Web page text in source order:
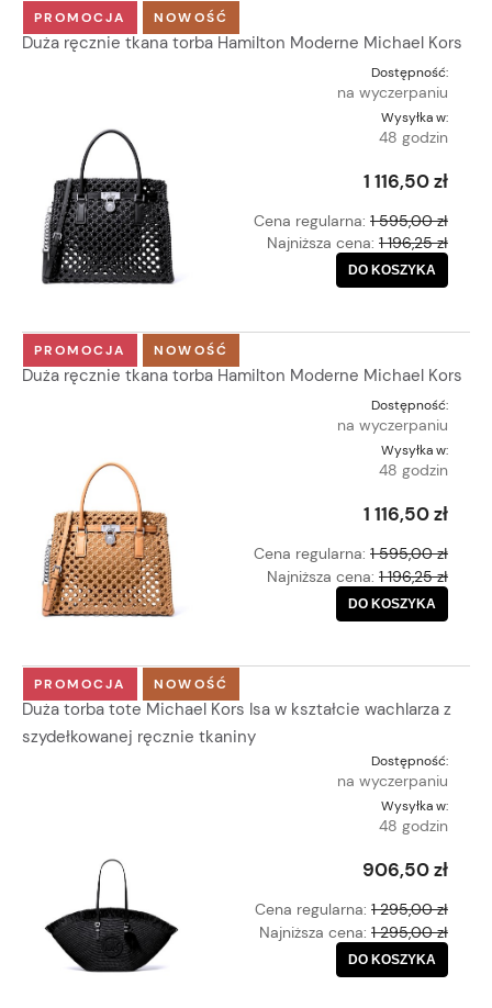
Duża ręcznie tkana torba Hamilton Moderne Michael Kors
Dostępność:
na wyczerpaniu
Wysyłka w:
48 godzin
1 116,50 zł
Cena regularna: 1 595,00 zł
Najniższa cena: 1 196,25 zł
DO KOSZYKA
PROMOCJA NOWOŚĆ
Duża ręcznie tkana torba Hamilton Moderne Michael Kors
Dostępność:
na wyczerpaniu
Wysyłka w:
48 godzin
1 116,50 zł
Cena regularna: 1 595,00 zł
Najniższa cena: 1 196,25 zł
DO KOSZYKA
PROMOCJA NOWOŚĆ
Duża torba tote Michael Kors Isa w kształcie wachlarza z
szydełkowanej ręcznie tkaniny
Dostępność:
na wyczerpaniu
Wysyłka w:
48 godzin
906,50 zł
Cena regularna: 1 295,00 zł
Najniższa cena: 1 295,00 zł
DO KOSZYKA
PROMOCJA NOWOŚĆ